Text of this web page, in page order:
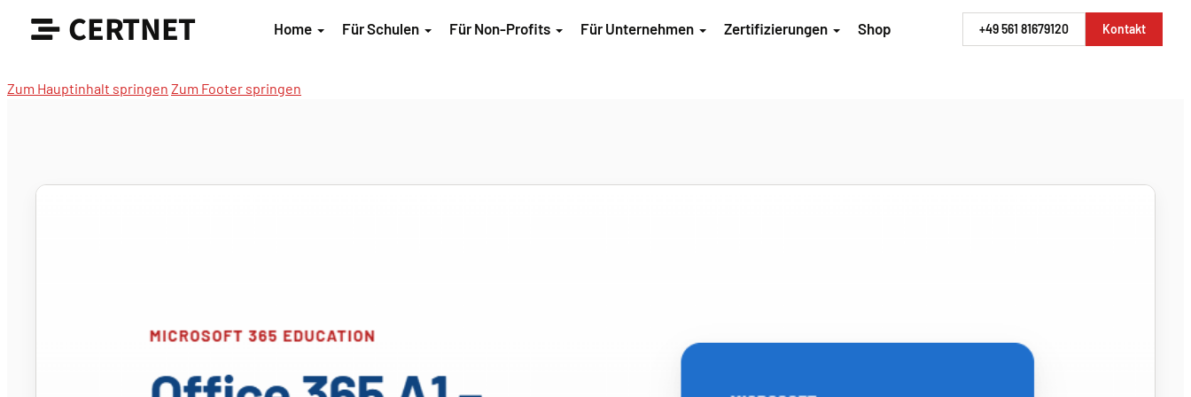
Zum Hauptinhalt springen Zum Footer springen
CERTNET Home Für Schulen Für Non-Profits Für Unternehmen Zertifizierungen Shop +49 561 81679120 Kontakt